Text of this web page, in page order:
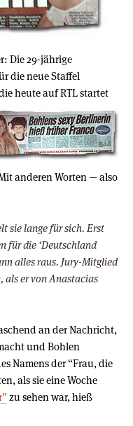
Die 29-jährige
die neue Staffel
heute auf RTL startet
anderen Worten — also
sie lange für sich. Erst
für die ‘Deutschland
alles raus. Jury-Mitglied
als er von Anastacias
an der Nachricht,
und Bohlen
Namens der “Frau, die
als sie eine Woche
zu sehen war, hieß